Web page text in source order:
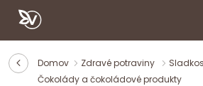
Domov Zdravé potraviny
Čokolády a čokoládové produkty